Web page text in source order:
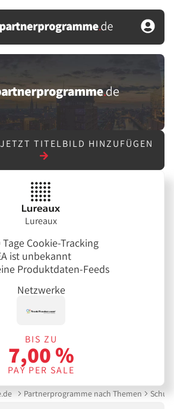
JETZT TITELBILD HINZUFÜGEN
Lureaux
Tage Cookie-Tracking
ist unbekannt
Produktdaten-Feeds
Netzwerke
BIS ZU
7,00 %
PAY PER SALE
Partnerprogramme nach Themen